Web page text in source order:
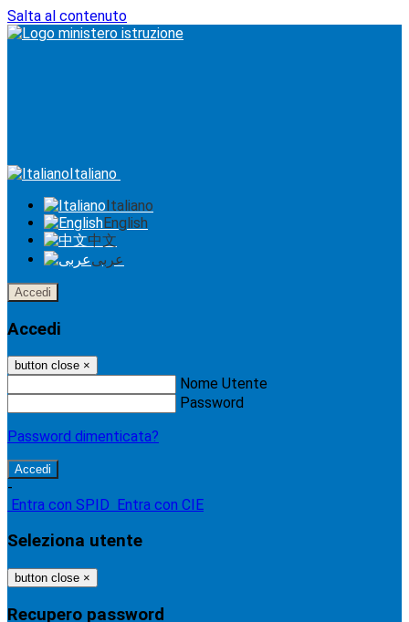
Salta al contenuto
Italiano
Italiano
English
中文
عربى
Accedi
Accedi
button close ×
Nome Utente
Password
Password dimenticata?
-
Entra con SPID
Entra con CIE
Seleziona utente
button close ×
Recupero password